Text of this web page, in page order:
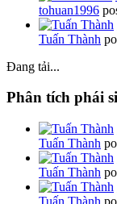
tohuan1996
Tuấn Thành
Đang tải...
Phân tích phái
Tuấn Thành
Tuấn Thành